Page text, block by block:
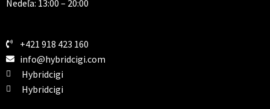
Nedeľa: 13:00 – 20:00
+421 918 423 160
info@hybridcigi.com
Hybridcigi
Hybridcigi